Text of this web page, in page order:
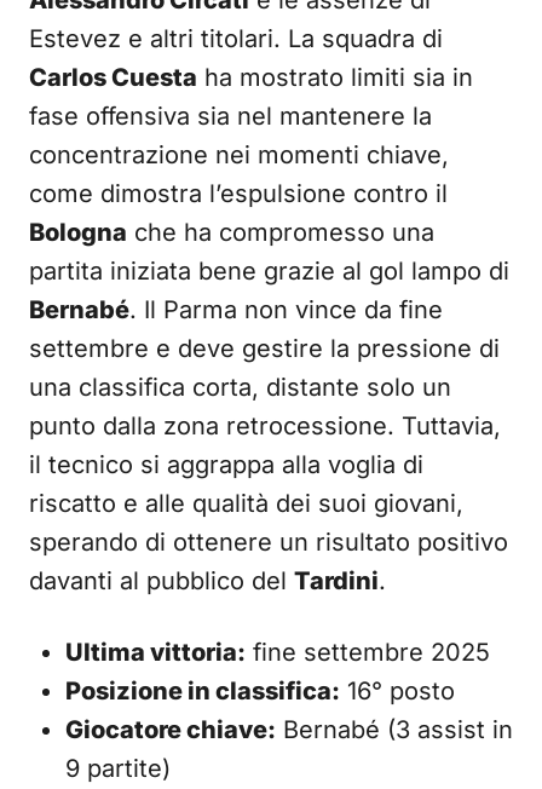
Estevez e altri titolari. La squadra di
Carlos Cuesta ha mostrato limiti sia in
fase offensiva sia nel mantenere la
concentrazione nei momenti chiave,
come dimostra l’espulsione contro il
Bologna che ha compromesso una
partita iniziata bene grazie al gol lampo di
Bernabé. Il Parma non vince da fine
settembre e deve gestire la pressione di
una classifica corta, distante solo un
punto dalla zona retrocessione. Tuttavia,
il tecnico si aggrappa alla voglia di
riscatto e alle qualità dei suoi giovani,
sperando di ottenere un risultato positivo
davanti al pubblico del Tardini.
Ultima vittoria: fine settembre 2025
Posizione in classifica: 16° posto
Giocatore chiave: Bernabé (3 assist in
9 partite)